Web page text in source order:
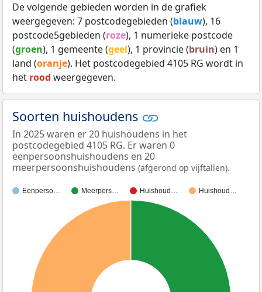
De volgende gebieden worden in de grafiek
weergegeven: 7 postcodegebieden (blauw), 16
postcode5gebieden (roze), 1 numerieke postcode
(groen), 1 gemeente (geel), 1 provincie (bruin) en 1
land (oranje). Het postcodegebied 4105 RG wordt in
het rood weergegeven.
Soorten huishoudens
In 2025 waren er 20 huishoudens in het
postcodegebied 4105 RG. Er waren 0
eenpersoonshuishoudens en 20
meerpersoonshuishoudens (afgerond op vijftallen).
Eenperso… Meerpers… Huishoud… Huishoud…